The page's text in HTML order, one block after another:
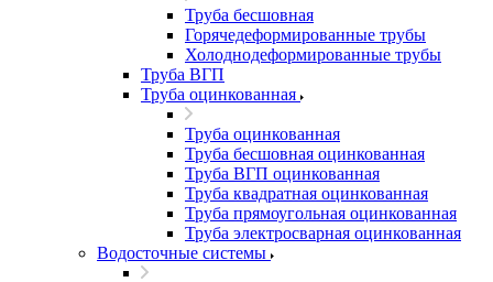
Труба бесшовная
Горячедеформированные трубы
Холоднодеформированные трубы
Труба ВГП
Труба оцинкованная
Труба оцинкованная
Труба бесшовная оцинкованная
Труба ВГП оцинкованная
Труба квадратная оцинкованная
Труба прямоугольная оцинкованная
Труба электросварная оцинкованная
Водосточные системы